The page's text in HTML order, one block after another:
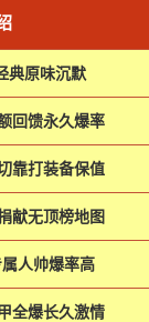
典原味沉默
回馈永久爆率
靠打装备保值
献无顶榜地图
人帅爆率高
全爆长久激情